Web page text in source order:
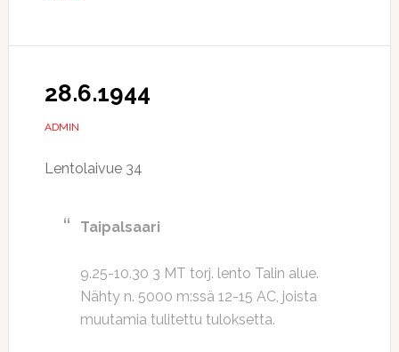
28.6.1944
ADMIN
Lentolaivue 34
Taipalsaari
9.25-10.30 3 MT torj. lento Talin alue.
Nähty n. 5000 m:ssä 12-15 AC, joista
muutamia tulitettu tuloksetta.